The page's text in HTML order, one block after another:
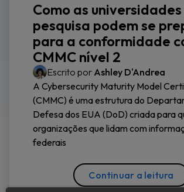
Como as
pesquisa podem se
para a conformidade
CMMC nível 2
Escrito por Ashley D'Andrea
A Cybersecurity Maturity Model
(CMMC) é uma estrutura do
Defesa dos EUA (DoD) criada para
organizações que lidam com
federais
Continuar a leitura